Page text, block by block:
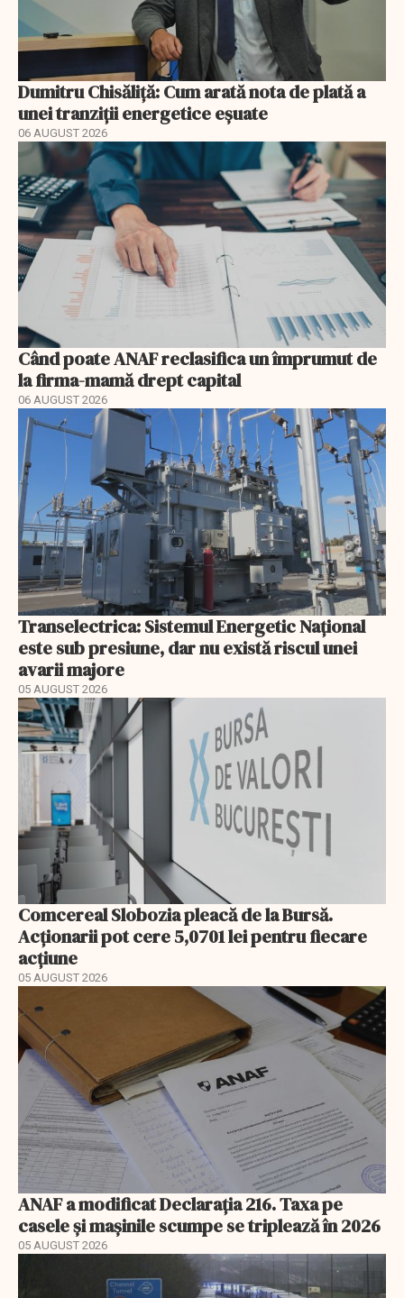
Dumitru Chisăliță: Cum arată nota de plată a
unei tranziții energetice eșuate
06 AUGUST 2026
Când poate ANAF reclasifica un împrumut de
la firma-mamă drept capital
06 AUGUST 2026
Transelectrica: Sistemul Energetic Național
este sub presiune, dar nu există riscul unei
avarii majore
05 AUGUST 2026
Comcereal Slobozia pleacă de la Bursă.
Acționarii pot cere 5,0701 lei pentru fiecare
acțiune
05 AUGUST 2026
ANAF a modificat Declarația 216. Taxa pe
casele și mașinile scumpe se triplează în 2026
05 AUGUST 2026